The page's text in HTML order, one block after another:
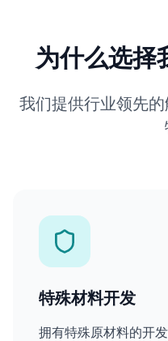
为什么选择
我们提供行业领先
特殊材料开发
拥有特殊原材料的开